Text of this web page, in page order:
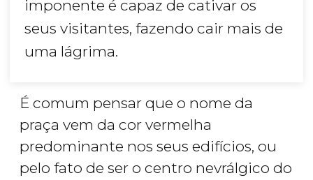
imponente é capaz de cativar os
seus visitantes, fazendo cair mais de
uma lágrima.
É comum pensar que o nome da
praça vem da cor vermelha
predominante nos seus edifícios, ou
pelo fato de ser o centro nevrálgico do